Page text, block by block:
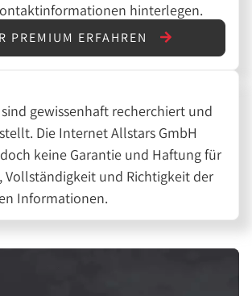
hinterlegen.
PREMIUM ERFAHREN
gewissenhaft recherchiert und
Die Internet Allstars GmbH
keine Garantie und Haftung für
Vollständigkeit und Richtigkeit der
Informationen.